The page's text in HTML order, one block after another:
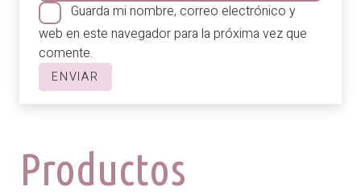
Guarda mi nombre, correo electrónico y
web en este navegador para la próxima vez que
comente.
Productos